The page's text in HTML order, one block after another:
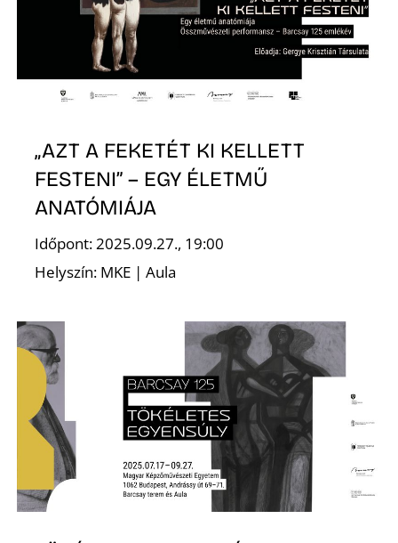
„AZT A FEKETÉT KI KELLETT
FESTENI” – EGY ÉLETMŰ
ANATÓMIÁJA
Időpont: 2025.09.27., 19:00
Helyszín: MKE | Aula